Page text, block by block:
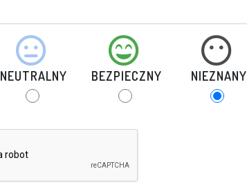
NEUTRALNY BEZPIECZNY NIEZNANY